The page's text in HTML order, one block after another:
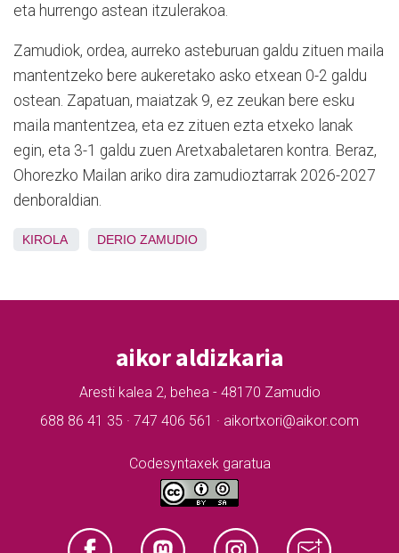
eta hurrengo astean itzulerakoa.
Zamudiok, ordea, aurreko asteburuan galdu zituen maila
mantentzeko bere aukeretako asko etxean 0-2 galdu
ostean. Zapatuan, maiatzak 9, ez zeukan bere esku
maila mantentzea, eta ez zituen ezta etxeko lanak
egin, eta 3-1 galdu zuen Aretxabaletaren kontra. Beraz,
Ohorezko Mailan ariko dira zamudioztarrak 2026-2027
denboraldian.
KIROLA DERIO ZAMUDIO
aikor aldizkaria
Aresti kalea 2, behea - 48170 Zamudio
688 86 41 35 · 747 406 561 · aikortxori@aikor.com
Codesyntaxek garatua